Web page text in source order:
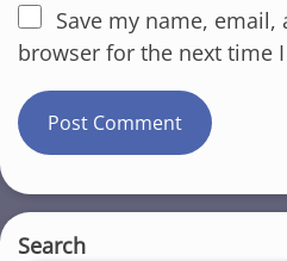
Save my name,
browser for the next time
Search